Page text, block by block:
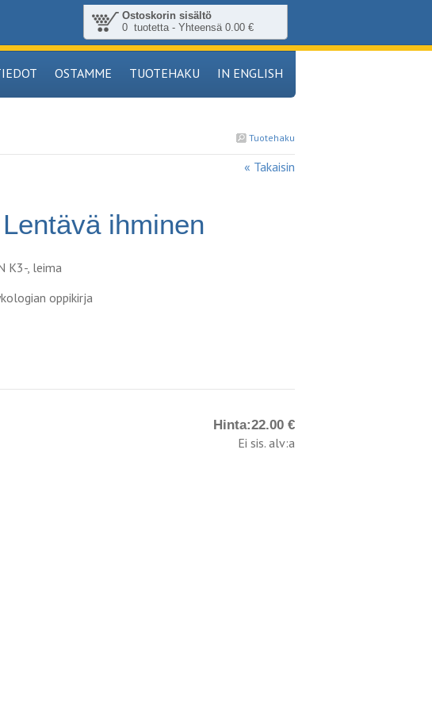
Ostoskorin sisältö
0 tuotetta - Yhteensä 0.00 €
OSTAMME TUOTEHAKU IN ENGLISH
Tuotehaku
« Takaisin
ihminen
K3-, leima
oppikirja
Hinta:22.00 €
Ei sis. alv:a